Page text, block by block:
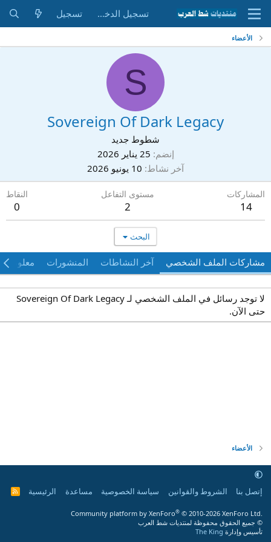
تسجيل الدخول تسجيل
الأعضاء
S
Sovereign Of Dark Legacy
شطوط جديد
إنضم 25 يناير 2026
آخر نشاط 10 يونيو 2026
المشاركات
14
مستوى التفاعل
2
النقاط
0
البحث
مشاركات الملف الشخصي آخر النشاطات المنشورات معلومات
لا توجد رسائل في الملف الشخصي لـ Sovereign Of Dark Legacy
حتى الآن.
الأعضاء
إتصل بنا الشروط والقوانين سياسة الخصوصية مساعدة الرئيسية
R
Community platform by XenForo® © 2010-2026 XenForo Ltd.
© جميع الحقوق محفوظة لمنتديات شط العرب
تأسيس وإدارة The King